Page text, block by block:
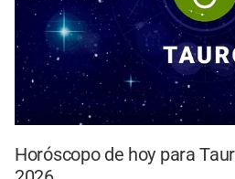
Horóscopo de hoy para